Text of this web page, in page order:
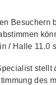
Besuchern
/ Halle 11.0
stellt
des